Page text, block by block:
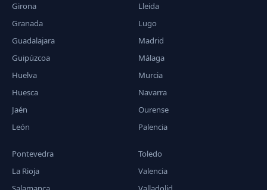
Girona
Granada
Guadalajara
Guipúzcoa
Huelva
Huesca
Jaén
León
Lleida
Lugo
Madrid
Málaga
Murcia
Navarra
Ourense
Palencia
Pontevedra
La Rioja
Toledo
Valencia